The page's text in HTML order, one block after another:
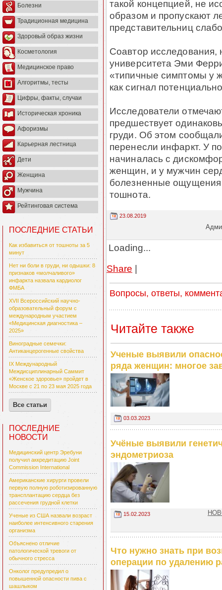
Болезни
Традиционная медицина
Здоровый образ жизни
Косметология
Медицинское право
Алгоритмы, тесты
Цифры, факты, случаи
Историческая хроника
Афоризмы
Карьерная лестница
Дети
Женщина
Мужчина
Рейтинговая система
ПОСЛЕДНИЕ СТАТЬИ
Как избавиться от тошноты за 5
минут
Нет ни боли в груди, ни одышки: 8
признаков «молчаливого»
инфаркта назвала кардиолог
ФМБА
XVII Всероссийский научно-
образовательный форум с
международным участием
«Медицинская диагностика –
2025»
Виноградные семечки:
Антиканцерогенные свойства
IX Международный
Междисциплинарный Саммит
«Женское здоровье» пройдет в
Москве с 21 по 23 мая 2025 года
Все статьи
ПОСЛЕДНИЕ
НОВОСТИ
Медицинский центр Эребуни
получил аккредитацию Joint
Commission International
Американские хирурги провели
первую полную роботизированную
трансплантацию сердца без
рассечения грудной клетки
Ученые из США назвали возраст
наиболее интенсивного старения
организма
Объяснено отличие
патологической тревоги от
обычного стресса
Онколог предупредил о
повышенной опасности пива с
шашлыком
такой концепцией, не
образом и пропускают
представительниц
Соавтор исследования,
университета Эми
«типичные симптомы у
как сигнал
Исследователи
предшествует
груди. Об этом
перенесли инфаркт. У
начиналась с
женщин, и у мужчин
болезненные ощущения
тошнота.
23.08.2019
Loading...
Share |
Вопросы, ответы,
Читайте также
Ученые выявили
ряда женщин: многое
03.03.2023
Учёные выявили
эндометриоза
15.02.2023
Что нужно знать при
операции по удалению